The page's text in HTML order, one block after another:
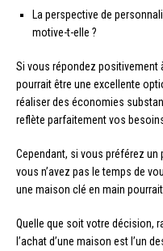
La perspective de
motive-t-elle ?
Si vous répondez positivement
pourrait être une excellente
réaliser des économies
reflète parfaitement vos
Cependant, si vous préférez
vous n’avez pas le temps de
une maison clé en main
Quelle que soit votre décision,
l’achat d’une maison est l’un